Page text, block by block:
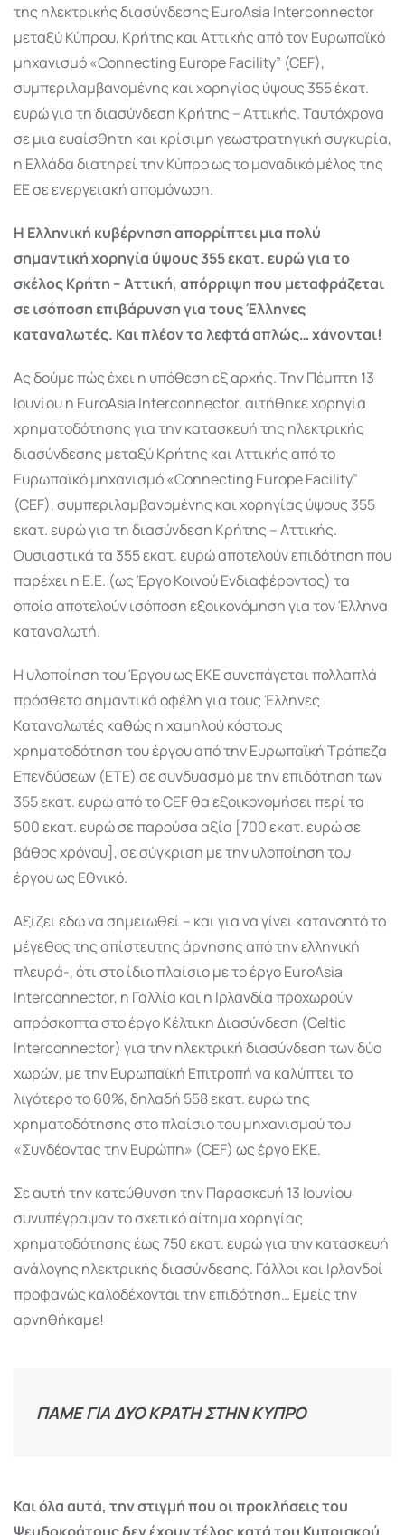
της ηλεκτρικής διασύνδεσης EuroAsia Interconnector
μεταξύ Κύπρου, Κρήτης και Αττικής από τον Ευρωπαϊκό
μηχανισμό «Connecting Europe Facility” (CEF),
συμπεριλαμβανομένης και χορηγίας ύψους 355 έκατ.
ευρώ για τη διασύνδεση Κρήτης – Αττικής. Ταυτόχρονα
σε μια ευαίσθητη και κρίσιμη γεωστρατηγική συγκυρία,
η Ελλάδα διατηρεί την Κύπρο ως το μοναδικό μέλος της
ΕΕ σε ενεργειακή απομόνωση.
Η Ελληνική κυβέρνηση απορρίπτει μια πολύ
σημαντική χορηγία ύψους 355 εκατ. ευρώ για το
σκέλος Κρήτη – Αττική, απόρριψη που μεταφράζεται
σε ισόποση επιβάρυνση για τους Έλληνες
καταναλωτές. Και πλέον τα λεφτά απλώς… χάνονται!
Ας δούμε πώς έχει η υπόθεση εξ αρχής. Την Πέμπτη 13
Ιουνίου η EuroAsia Interconnector, αιτήθηκε χορηγία
χρηματοδότησης για την κατασκευή της ηλεκτρικής
διασύνδεσης μεταξύ Κρήτης και Αττικής από το
Ευρωπαϊκό μηχανισμό «Connecting Europe Facility”
(CEF), συμπεριλαμβανομένης και χορηγίας ύψους 355
εκατ. ευρώ για τη διασύνδεση Κρήτης – Αττικής.
Ουσιαστικά τα 355 εκατ. ευρώ αποτελούν επιδότηση που
παρέχει η Ε.Ε. (ως Έργο Κοινού Ενδιαφέροντος) τα
οποία αποτελούν ισόποση εξοικονόμηση για τον Έλληνα
καταναλωτή.
Η υλοποίηση του Έργου ως ΕΚΕ συνεπάγεται πολλαπλά
πρόσθετα σημαντικά οφέλη για τους Έλληνες
Καταναλωτές καθώς η χαμηλού κόστους
χρηματοδότηση του έργου από την Ευρωπαϊκή Τράπεζα
Επενδύσεων (ETE) σε συνδυασμό με την επιδότηση των
355 εκατ. ευρώ από το CEF θα εξοικονομήσει περί τα
500 εκατ. ευρώ σε παρούσα αξία [700 εκατ. ευρώ σε
βάθος χρόνου], σε σύγκριση με την υλοποίηση του
έργου ως Εθνικό.
Αξίζει εδώ να σημειωθεί – και για να γίνει κατανοητό το
μέγεθος της απίστευτης άρνησης από την ελληνική
πλευρά-, ότι στο ίδιο πλαίσιο με το έργο EuroΑsia
Interconnector, η Γαλλία και η Ιρλανδία προχωρούν
απρόσκοπτα στο έργο Κέλτικη Διασύνδεση (Celtic
Interconnector) για την ηλεκτρική διασύνδεση των δύο
χωρών, με την Ευρωπαϊκή Επιτροπή να καλύπτει το
λιγότερο το 60%, δηλαδή 558 εκατ. ευρώ της
χρηματοδότησης στο πλαίσιο του μηχανισμού του
«Συνδέοντας την Ευρώπη» (CEF) ως έργο ΕΚΕ.
Σε αυτή την κατεύθυνση την Παρασκευή 13 Ιουνίου
συνυπέγραψαν το σχετικό αίτημα χορηγίας
χρηματοδότησης έως 750 εκατ. ευρώ για την κατασκευή
ανάλογης ηλεκτρικής διασύνδεσης. Γάλλοι και Ιρλανδοί
προφανώς καλοδέχονται την επιδότηση… Εμείς την
αρνηθήκαμε!
ΠΑΜΕ ΓΙΑ ΔΥΟ ΚΡΑΤΗ ΣΤΗΝ ΚΥΠΡΟ
Και όλα αυτά, την στιγμή που οι προκλήσεις του